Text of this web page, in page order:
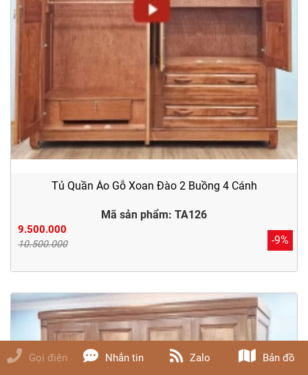
Tủ Quần Áo Gỗ Xoan Đào 2 Buồng 4 Cánh
Mã sản phẩm: TA126
9.500.000
10.500.000 -9%
Gọi điện Nhắn tin Zalo Bản đồ